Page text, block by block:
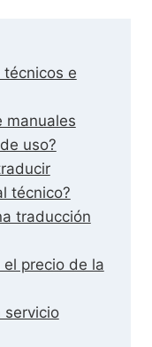
e
manuales
uso?
técnico?
traducción
precio de la
servicio